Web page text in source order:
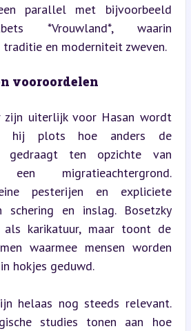
parallel met bijvoorbeeld
*Vrouwland*, waarin
traditie en moderniteit zweven.
vooroordelen
uiterlijk voor Hasan wordt
hij plots hoe anders de
gedraagt ten opzichte van
migratieachtergrond.
pesterijen en expliciete
schering en inslag. Bosetzky
karikatuur, maar toont de
waarmee mensen worden
hokjes geduwd.
helaas nog steeds relevant.
studies tonen aan hoe